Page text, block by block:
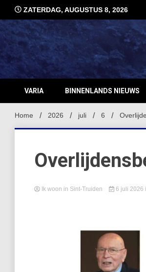
inhoud
ZATERDAG, AUGUSTUS 8, 2026
VARIA BINNENLANDS NIEUWS
Home 2026 juli 6
Ik woon in Sint-Truiden 6 juli 2026